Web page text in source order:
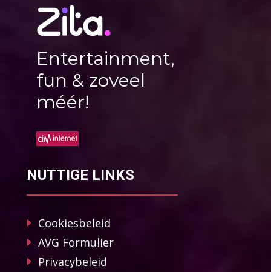
Entertainment,
fun & zoveel
méér!
NUTTIGE LINKS
Cookiesbeleid
AVG Formulier
Privacybeleid